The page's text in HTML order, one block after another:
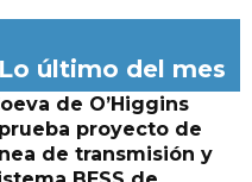
Lo último del mes
de O’Higgins
proyecto de
de transmisión y